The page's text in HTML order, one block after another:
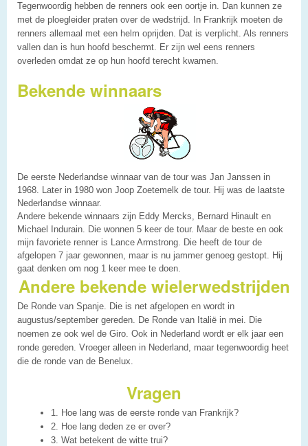
Tegenwoordig hebben de renners ook een oortje in. Dan kunnen ze
met de ploegleider praten over de wedstrijd. In Frankrijk moeten de
renners allemaal met een helm oprijden. Dat is verplicht. Als renners
vallen dan is hun hoofd beschermt. Er zijn wel eens renners
overleden omdat ze op hun hoofd terecht kwamen.
Bekende winnaars
De eerste Nederlandse winnaar van de tour was Jan Janssen in
1968. Later in 1980 won Joop Zoetemelk de tour. Hij was de laatste
Nederlandse winnaar.
Andere bekende winnaars zijn Eddy Mercks, Bernard Hinault en
Michael Indurain. Die wonnen 5 keer de tour. Maar de beste en ook
mijn favoriete renner is Lance Armstrong. Die heeft de tour de
afgelopen 7 jaar gewonnen, maar is nu jammer genoeg gestopt. Hij
gaat denken om nog 1 keer mee te doen.
Andere bekende wielerwedstrijden
De Ronde van Spanje. Die is net afgelopen en wordt in
augustus/september gereden. De Ronde van Italië in mei. Die
noemen ze ook wel de Giro. Ook in Nederland wordt er elk jaar een
ronde gereden. Vroeger alleen in Nederland, maar tegenwoordig heet
die de ronde van de Benelux.
Vragen
1. Hoe lang was de eerste ronde van Frankrijk?
2. Hoe lang deden ze er over?
3. Wat betekent de witte trui?